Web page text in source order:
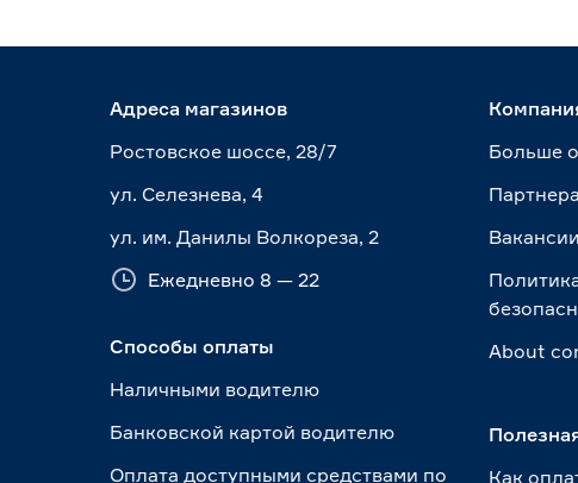
Адреса магазинов
Ростовское шоссе, 28/7
ул. Селезнева, 4
ул. им. Данилы Волкореза, 2
Ежедневно 8 — 22
Способы оплаты
Наличными водителю
Банковской картой водителю
Оплата доступными средствами по
Больше
Вакансии
About
Как